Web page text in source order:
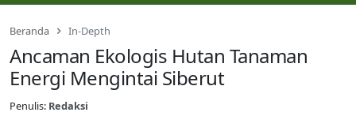
Beranda In-Depth
Ancaman Ekologis Hutan Tanaman
Energi Mengintai Siberut
Penulis: Redaksi